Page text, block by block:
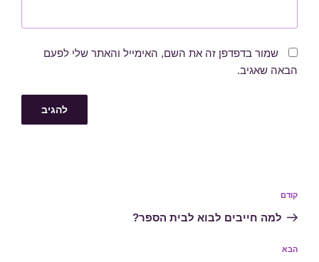
שמור בדפדפן זה את השם, האימייל והאתר שלי לפעם
הבאה שאגיב.
הפוסט
הקודם
קודם
למה חייבים לבוא לבית הספר?
הפוסט
הבא